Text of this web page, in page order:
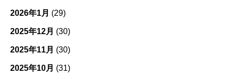
2026年1月 (29)
2025年12月 (30)
2025年11月 (30)
2025年10月 (31)